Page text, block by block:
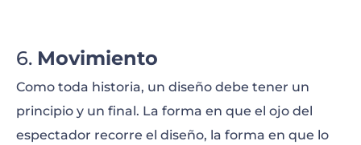
Movimiento
Como toda historia, un diseño debe tener un
principio y un final. La forma en que el ojo del
espectador recorre el diseño, la forma en que lo